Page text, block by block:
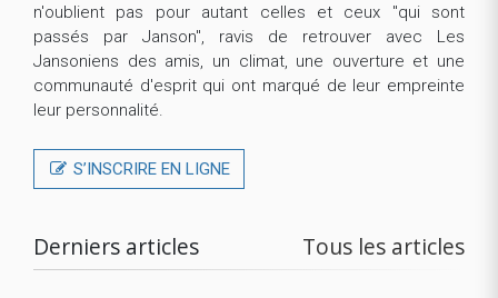
n'oublient pas pour autant celles et ceux "qui sont
passés par Janson", ravis de retrouver avec Les
Jansoniens des amis, un climat, une ouverture et une
communauté d'esprit qui ont marqué de leur empreinte
leur personnalité.
S’INSCRIRE EN LIGNE
Derniers articles Tous les articles